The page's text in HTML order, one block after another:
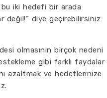
iki hedefi bir arada
değil!” diye geçirebilirsiniz
olmasının birçok nedeni
gibi farklı faydalar
azaltmak ve hedeflerinize